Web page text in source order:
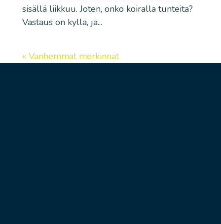
sisällä liikkuu. Joten, onko koiralla tunteita?
Vastaus on kyllä, ja...
« Vanhemmat merkinnät